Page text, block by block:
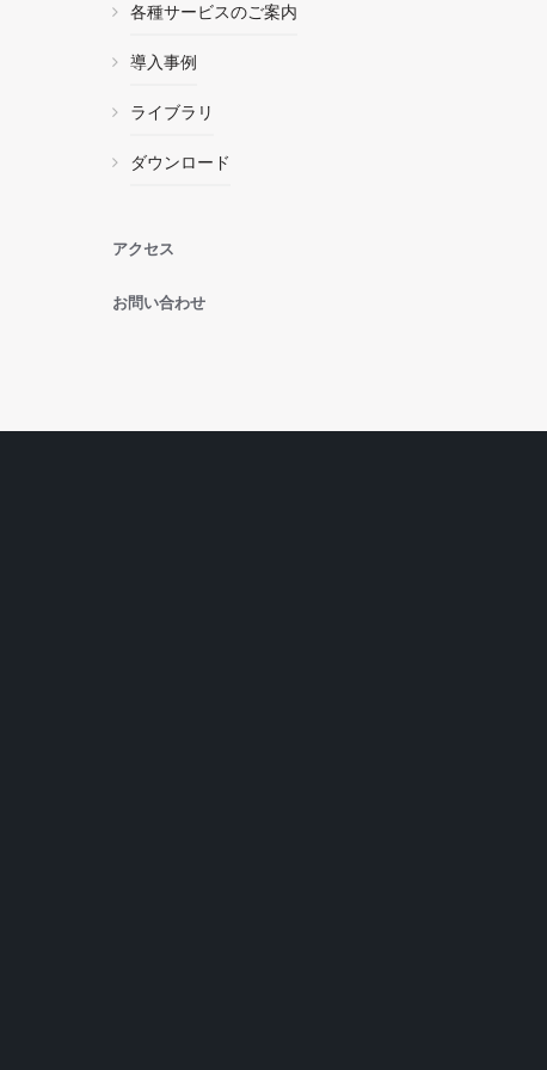
各種サービスのご案内
導入事例
ライブラリ
ダウンロード
アクセス
お問い合わせ